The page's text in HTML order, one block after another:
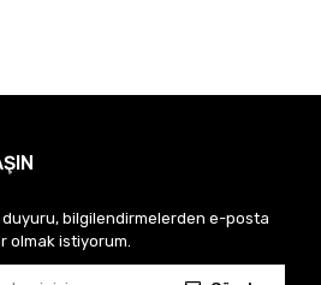
duyuru, bilgilendirmelerden e-posta
olmak istiyorum.